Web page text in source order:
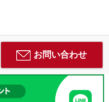
お問い合わせ